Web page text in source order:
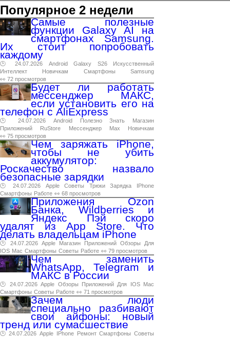
Популярное 2 недели
Самые полезные
функции Galaxy AI на
смартфонах Samsung.
Их стоит попробовать
каждому
🕑 24.07.2026 Android Galaxy S26
Искусственный
Интеллект
Новичкам Смартфоны
Samsung
👀 72 просмотров
Будет ли работать
мессенджер МАКС,
если установить его на
телефон с AliExpress
🕑 24.07.2026 Android Полезно Знать
Магазин
Приложений
RuStore Мессенджер Max
Новичкам
👀 75 просмотров
Чем заряжать iPhone,
чтобы не убить
аккумулятор:
Роскачество назвало
безопасные зарядки
🕑 24.07.2026 Apple Советы Трюки Зарядка
IPhone
Смартфоны Работе 👀 68 просмотров
Приложения Ozon
Банка, Wildberries и
Яндекс Пэй скоро
удалят из App Store. Что
делать владельцам iPhone
🕑 24.07.2026 Apple Магазин Приложений Обзоры
Для
IOS Mac Смартфоны Советы Работе 👀 79 просмотров
Чем заменить
WhatsApp, Telegram и
МАКС в России
🕑 24.07.2026 Apple Обзоры Приложений Для IOS
Mac
Смартфоны Советы Работе 👀 71 просмотров
Зачем люди
специально разбивают
свои айфоны: новый
тренд или сумасшествие
🕑 24.07.2026 Apple IPhone Ремонт Смартфоны Советы